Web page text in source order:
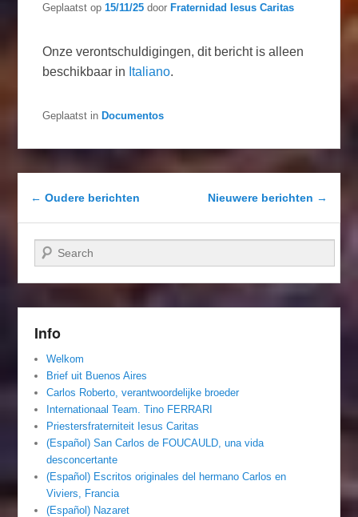
Geplaatst op15/11/25 door Fraternidad Iesus Caritas
Onze verontschuldigingen, dit bericht is alleen
beschikbaar in Italiano.
Geplaatst in Documentos
Berichtnavigatie
← Oudere berichten Nieuwere berichten →
Zoeken
Info
Welkom
Brief uit Buenos Aires
Carlos Roberto, verantwoordelijke broeder
Internationaal Team. Tino FERRARI
Priestersfraterniteit Iesus Caritas
(Español) San Carlos de FOUCAULD, una vida
desconcertante
(Español) Escritos originales del hermano Carlos en
Viviers, Francia
(Español) Nazaret